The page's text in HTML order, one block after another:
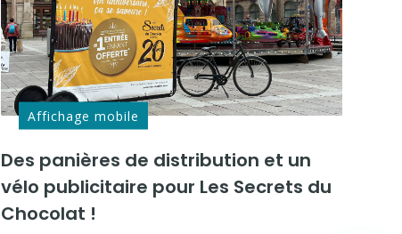
Affichage mobile
Des panières de distribution et un
vélo publicitaire pour Les Secrets du
Chocolat !